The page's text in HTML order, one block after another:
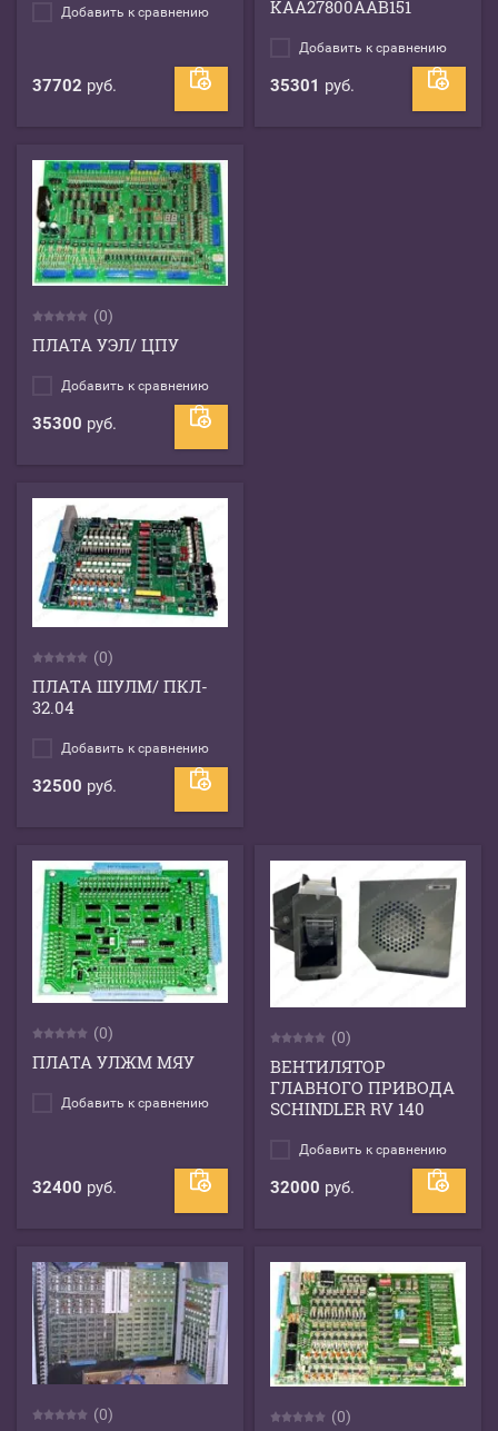
Добавить к сравнению
37702 руб.
KAA27800AAB151
Добавить к сравнению
35301 руб.
(0)
ПЛАТА УЭЛ/ ЦПУ
Добавить к сравнению
35300 руб.
(0)
ПЛАТА ШУЛМ/ ПКЛ-
32.04
Добавить к сравнению
32500 руб.
(0)
ПЛАТА УЛЖМ МЯУ
Добавить к сравнению
32400 руб.
(0)
ВЕНТИЛЯТОР
ГЛАВНОГО ПРИВОДА
SCHINDLER RV 140
Добавить к сравнению
32000 руб.
(0) (0)